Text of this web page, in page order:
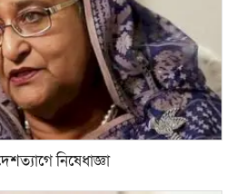
নিষেধাজ্ঞা